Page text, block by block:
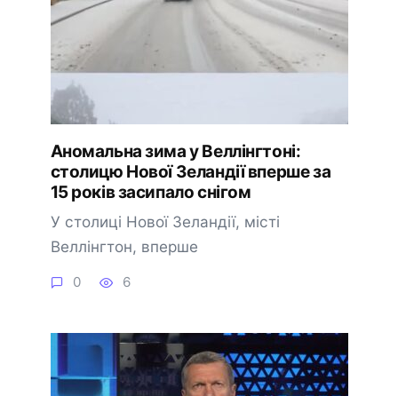
Аномальна зима у Веллінгтоні:
столицю Нової Зеландії вперше за
15 років засипало снігом
У столиці Нової Зеландії, місті
Веллінгтон, вперше
0 6